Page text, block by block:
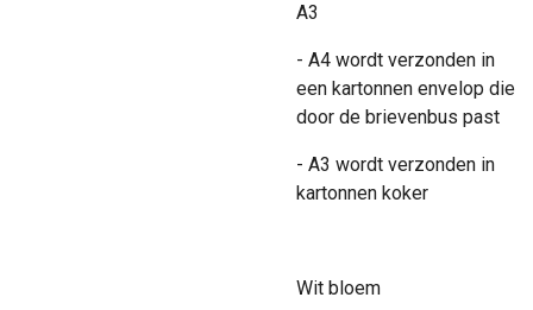
A3
- A4 wordt verzonden in
een kartonnen envelop die
door de brievenbus past
- A3 wordt verzonden in
kartonnen koker
Wit bloem